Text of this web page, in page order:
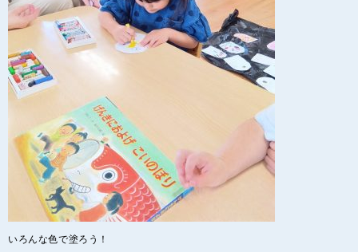
いろんな色で塗ろう！